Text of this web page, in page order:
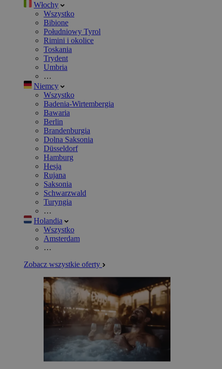
Włochy
Wszystko
Bibione
Południowy Tyrol
Rimini i okolice
Toskania
Trydent
Umbria
…
Niemcy
Wszystko
Badenia-Wirtembergia
Bawaria
Berlin
Brandenburgia
Dolna Saksonia
Düsseldorf
Hamburg
Hesja
Rujana
Saksonia
Schwarzwald
Turyngia
…
Holandia
Wszystko
Amsterdam
…
Zobacz wszystkie oferty